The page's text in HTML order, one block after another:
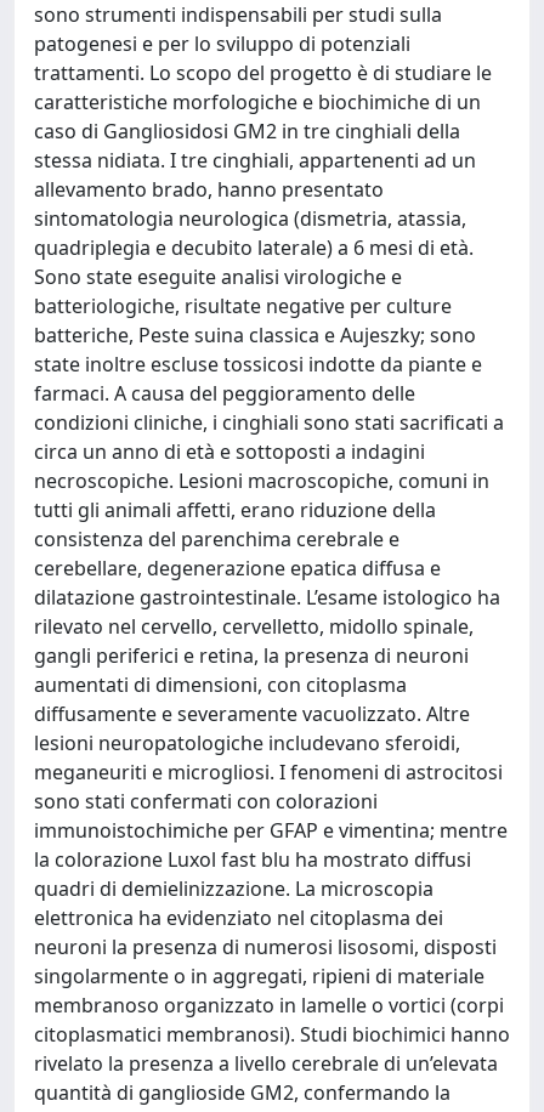
sono strumenti indispensabili per studi sulla
patogenesi e per lo sviluppo di potenziali
trattamenti. Lo scopo del progetto è di studiare le
caratteristiche morfologiche e biochimiche di un
caso di Gangliosidosi GM2 in tre cinghiali della
stessa nidiata. I tre cinghiali, appartenenti ad un
allevamento brado, hanno presentato
sintomatologia neurologica (dismetria, atassia,
quadriplegia e decubito laterale) a 6 mesi di età.
Sono state eseguite analisi virologiche e
batteriologiche, risultate negative per culture
batteriche, Peste suina classica e Aujeszky; sono
state inoltre escluse tossicosi indotte da piante e
farmaci. A causa del peggioramento delle
condizioni cliniche, i cinghiali sono stati sacrificati a
circa un anno di età e sottoposti a indagini
necroscopiche. Lesioni macroscopiche, comuni in
tutti gli animali affetti, erano riduzione della
consistenza del parenchima cerebrale e
cerebellare, degenerazione epatica diffusa e
dilatazione gastrointestinale. L’esame istologico ha
rilevato nel cervello, cervelletto, midollo spinale,
gangli periferici e retina, la presenza di neuroni
aumentati di dimensioni, con citoplasma
diffusamente e severamente vacuolizzato. Altre
lesioni neuropatologiche includevano sferoidi,
meganeuriti e microgliosi. I fenomeni di astrocitosi
sono stati confermati con colorazioni
immunoistochimiche per GFAP e vimentina; mentre
la colorazione Luxol fast blu ha mostrato diffusi
quadri di demielinizzazione. La microscopia
elettronica ha evidenziato nel citoplasma dei
neuroni la presenza di numerosi lisosomi, disposti
singolarmente o in aggregati, ripieni di materiale
membranoso organizzato in lamelle o vortici (corpi
citoplasmatici membranosi). Studi biochimici hanno
rivelato la presenza a livello cerebrale di un’elevata
quantità di ganglioside GM2, confermando la